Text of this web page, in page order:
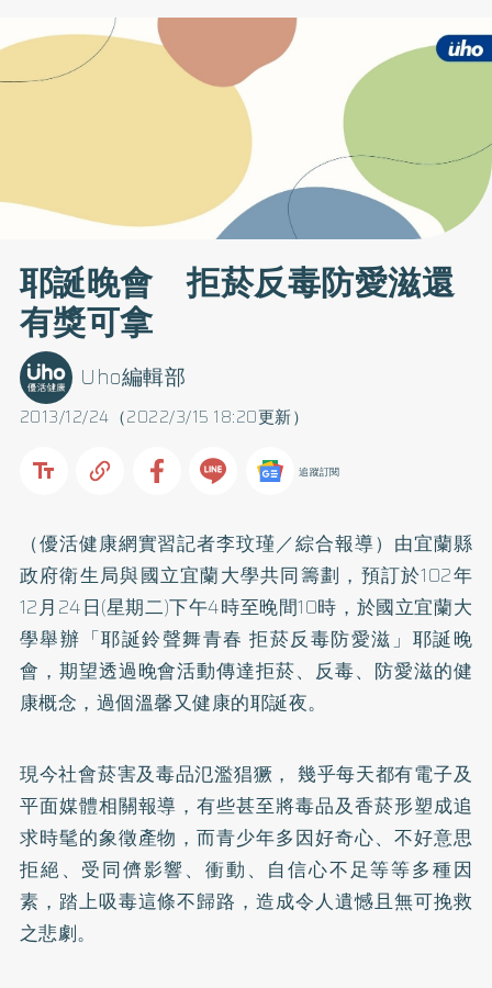
耶誕晚會 拒菸反毒防愛滋還
有獎可拿
2013/12/24（2022/3/15 18:20更新）
Uho編輯部
追蹤訂閱
（優活健康網實習記者李玟瑾／綜合報導）由宜蘭縣
政府衛生局與國立宜蘭大學共同籌劃，預訂於102年
12月24日(星期二)下午4時至晚間10時，於國立宜蘭大
學舉辦「耶誕鈴聲舞青春 拒菸反毒防愛滋」耶誕晚
會，期望透過晚會活動傳達拒菸、反毒、防愛滋的健
康概念，過個溫馨又健康的耶誕夜。
現今社會菸害及毒品氾濫猖獗， 幾乎每天都有電子及
平面媒體相關報導，有些甚至將毒品及香菸形塑成追
求時髦的象徵產物，而青少年多因好奇心、不好意思
拒絕、受同儕影響、衝動、自信心不足等等多種因
素，踏上吸毒這條不歸路，造成令人遺憾且無可挽救
之悲劇。